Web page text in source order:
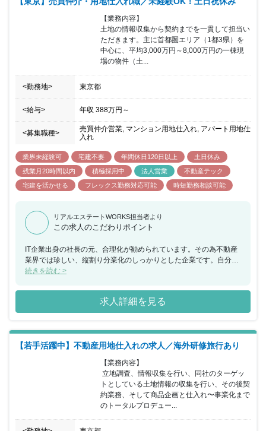
【業務内容】
土地の情報収集から契約までを一貫して担当い
ただきます。主に首都圏エリア（1都3県）を
中心に、平均3,000万円～8,000万円の一棟現
場の物件（土...
<勤務地> 東京都
<給与> 年収 388万円 ～
<募集職種>
売買仲介営業, マンション用地仕入れ, アパート用地仕
入れ
業界未経験可 宅建不要 年間休日120日以上
土日休み
残業月20時間以内
積極採用中 法人営業
不動産テック
宅建を活かせる
フレックス勤務対応可能 時短勤務相談可能
リアルエステートWORKS担当者より
この求人のこだわりポイント
IT企業出身の社長の元、合理化が勧められています。その為不動産
業界では珍しい、縦割り分業化のしっかりとした企業です。自分の
ポジションでやるべきことが明確に決まっている為、専門性を高め
トな職場環境で、きっちり働きたい方におすすめの求人です。
続きを読む >
求人詳細を見る
【若手活躍中】不動産用地仕入れの求人／海外研修旅行あり
【業務内容】
トとしている土地情報の収集を行い、その後契
約業務、そして商品企画と仕入れ〜事業化まで
のトータルプロデュー...